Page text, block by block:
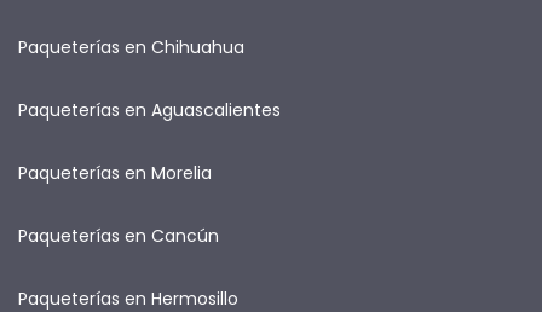
Paqueterías en Chihuahua
Paqueterías en Aguascalientes
Paqueterías en Morelia
Paqueterías en Cancún
Paqueterías en Hermosillo